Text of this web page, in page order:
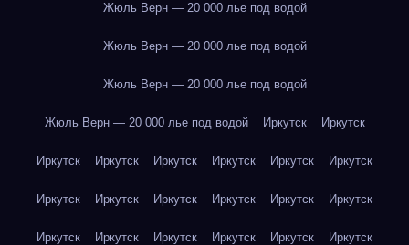
Жюль Верн — 20 000 лье под водой
Жюль Верн — 20 000 лье под водой
Жюль Верн — 20 000 лье под водой
Жюль Верн — 20 000 лье под водой Иркутск Иркутск
Иркутск Иркутск Иркутск Иркутск Иркутск Иркутск
Иркутск Иркутск Иркутск Иркутск Иркутск Иркутск
Иркутск Иркутск Иркутск Иркутск Иркутск Иркутск